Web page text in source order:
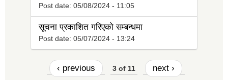
Post date: 05/08/2024 - 11:05
सूचना प्रकाशित गरिएको सम्बन्धमा
Post date: 05/07/2024 - 13:24
‹ previous 3 of 11 next ›